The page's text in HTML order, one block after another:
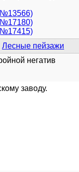
Лесные пейзажи
негатив
заводу.